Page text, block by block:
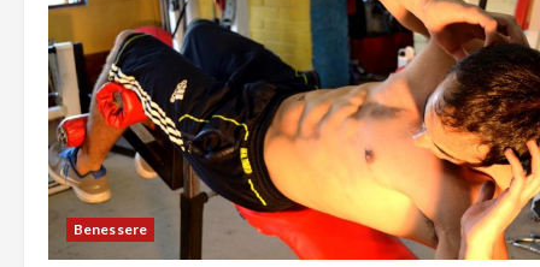
Benessere